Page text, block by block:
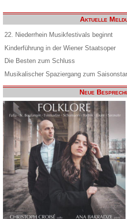
Aktuelle
22. Niederrhein Musikfestivals beginnt
Kinderführung in der Wiener Staatsoper
Die Besten zum Schluss
Musikalischer Spaziergang zum
Neue